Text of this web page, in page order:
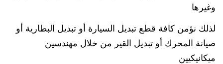
وغيرها
لذلك نؤمن كافة قطع تبديل السيارة أو تبديل البطارية أو
صيانة المحرك أو تبديل القير من خلال مهندسين
ميكانيكيين